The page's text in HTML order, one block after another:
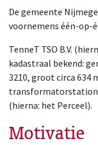
De gemeente
voornemens één-op-
TenneT TSO B.V.
kadastraal bekend:
3210, groot circa 634
transformatorstation
(hierna: het Perceel).
Motivatie